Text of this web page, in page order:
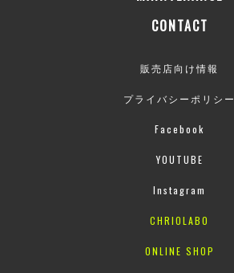
CONTACT
販売店向け情報
プライバシーポリシー
Facebook
YOUTUBE
Instagram
CHRIOLABO
ONLINE SHOP